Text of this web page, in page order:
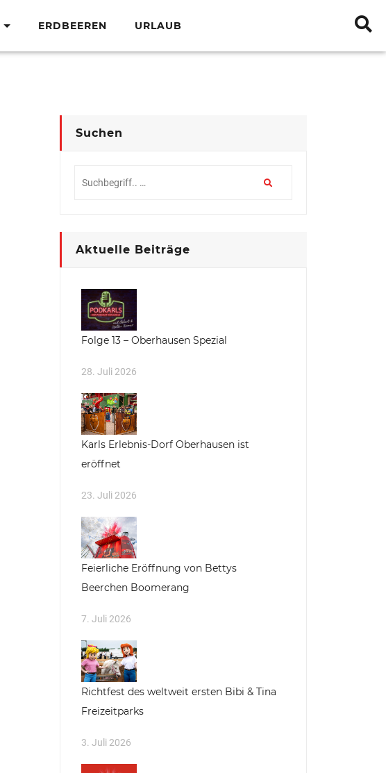
ERDBEEREN URLAUB
Suchen
Aktuelle Beiträge
Folge 13 – Oberhausen Spezial
28. Juli 2026
Karls Erlebnis-Dorf Oberhausen ist
eröffnet
23. Juli 2026
Feierliche Eröffnung von Bettys
Beerchen Boomerang
7. Juli 2026
Richtfest des weltweit ersten Bibi & Tina
Freizeitparks
3. Juli 2026